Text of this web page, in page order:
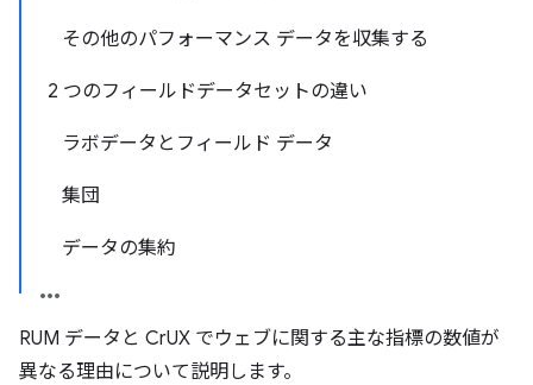
その他のパフォーマンス データを収集する
2 つのフィールドデータセットの違い
ラボデータとフィールド データ
集団
データの集約
RUM データと CrUX でウェブに関する主な指標の数値が
異なる理由について説明します。